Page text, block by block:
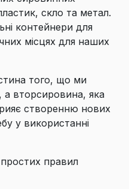
скло та метал.
контейнери для
місцях для наших
того, що ми
вторсировина, яка
створенню нових
у використанні
правил